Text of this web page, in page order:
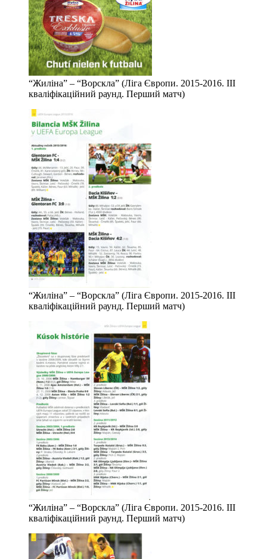
“Жиліна” – “Ворскла” (Ліга Європи. 2015-2016. ІІІ
кваліфікаційний раунд. Перший матч)
“Жиліна” – “Ворскла” (Ліга Європи. 2015-2016. ІІІ
кваліфікаційний раунд. Перший матч)
“Жиліна” – “Ворскла” (Ліга Європи. 2015-2016. ІІІ
кваліфікаційний раунд. Перший матч)